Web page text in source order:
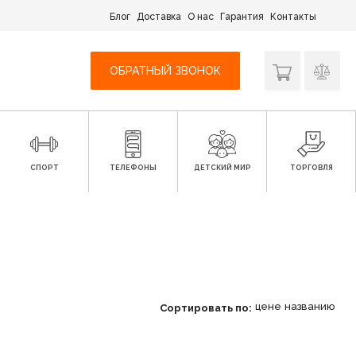
Блог Доставка О нас Гарантия Контакты
ОБРАТНЫЙ ЗВОНОК
СПОРТ ТЕЛЕФОНЫ ДЕТСКИЙ МИР ТОРГОВЛЯ
Сортировать по: цене названию